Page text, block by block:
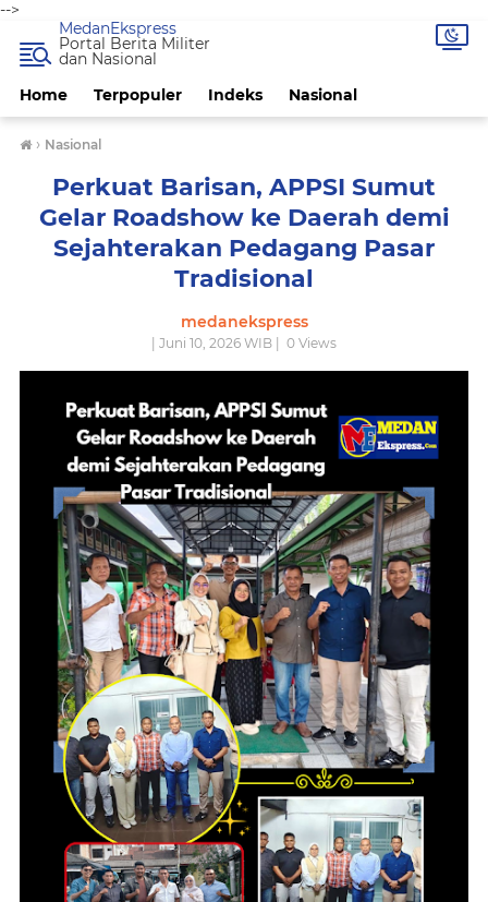
-->
Home Terpopuler Indeks Nasional
MedanEkspress
Portal Berita Militer
dan Nasional
› Nasional
Perkuat Barisan, APPSI Sumut
Gelar Roadshow ke Daerah demi
Sejahterakan Pedagang Pasar
Tradisional
medanekspress
| Juni 10, 2026 WIB | 0 Views